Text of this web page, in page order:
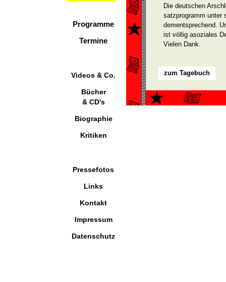
Programme
Termine
Videos & Co.
Bücher
& CD's
Biographie
Kritiken
Pressefotos
Links
Kontakt
Impressum
Datenschutz
Die deutschen
satzprogramm unter
dementsprechend.
ist völlig asoziales
Vielen Dank.
zum Tagebuch